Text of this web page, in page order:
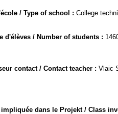
/ Type of school : College
d'élèves / Number of students :
contact / Contact teacher : Vlaic
impliquée dans le Projekt / Class